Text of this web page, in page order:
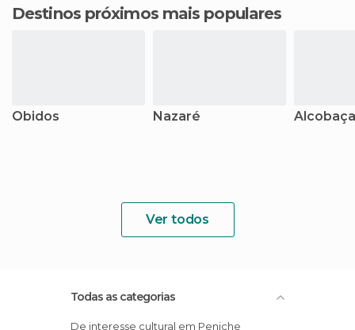
Destinos próximos mais populares
Óbidos Nazaré Alcobaça
Ver todos
Todas as categorias
De interesse cultural em Peniche